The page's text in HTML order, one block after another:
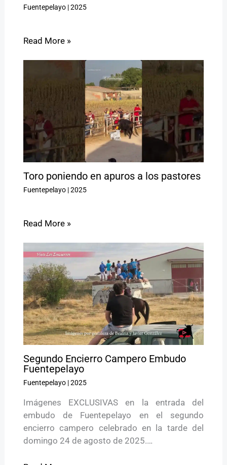
Fuentepelayo|2025
Read More »
Toro poniendo en apuros a los pastores
Fuentepelayo|2025
Read More »
Segundo Encierro Campero Embudo
Fuentepelayo
Fuentepelayo|2025
Imágenes EXCLUSIVAS en la entrada del
embudo de Fuentepelayo en el segundo
encierro campero celebrado en la tarde del
domingo 24 de agosto de 2025.…